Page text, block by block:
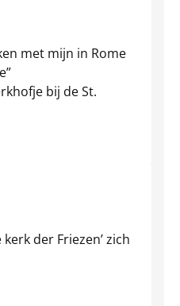
met mijn in Rome
bij de St.
der Friezen’ zich